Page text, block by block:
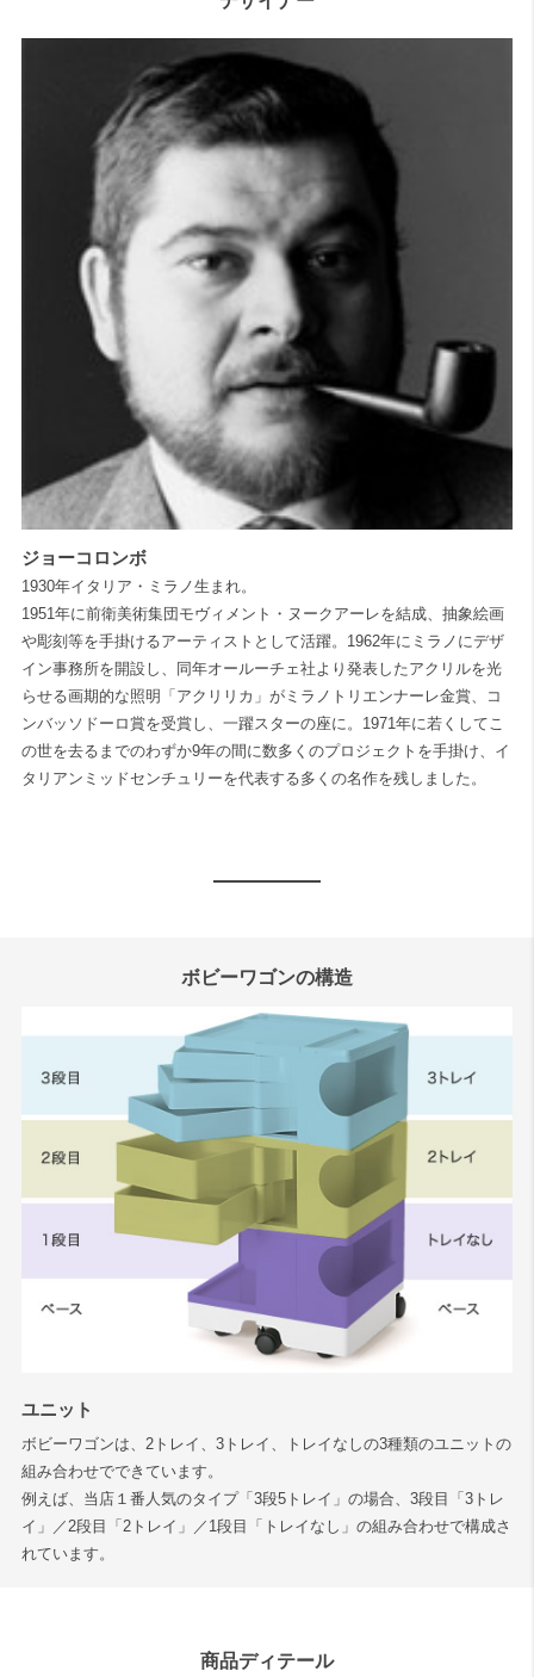
ジョーコロンボ
1930年イタリア・ミラノ生まれ。
1951年に前衛美術集団モヴィメント・ヌークアーレを結成、抽象絵画
や彫刻等を手掛けるアーティストとして活躍。1962年にミラノにデザ
イン事務所を開設し、同年オールーチェ社より発表したアクリルを光
らせる画期的な照明「アクリリカ」がミラノトリエンナーレ金賞、コ
ンバッソドーロ賞を受賞し、一躍スターの座に。1971年に若くしてこ
の世を去るまでのわずか9年の間に数多くのプロジェクトを手掛け、イ
タリアンミッドセンチュリーを代表する多くの名作を残しました。
ボビーワゴンの構造
ユニット
ボビーワゴンは、2トレイ、3トレイ、トレイなしの3種類のユニットの
組み合わせでできています。
例えば、当店１番人気のタイプ「3段5トレイ」の場合、3段目「3トレ
イ」／2段目「2トレイ」／1段目「トレイなし」の組み合わせで構成さ
れています。
商品ディテール